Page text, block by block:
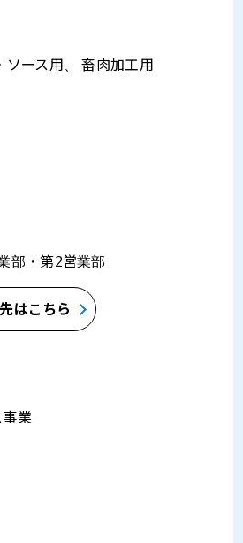
ソース用、 畜肉加工用
部・第2営業部
はこちら
業